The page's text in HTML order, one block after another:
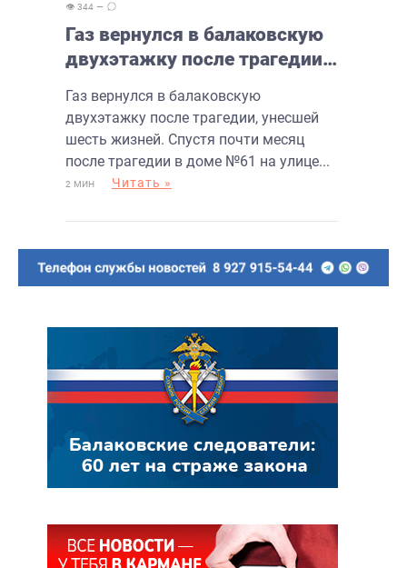
👁 344 —
Газ вернулся в балаковскую
двухэтажку после трагедии,
Газ вернулся в балаковскую
двухэтажку после трагедии, унесшей
шесть жизней. Спустя почти месяц
после трагедии в доме №61 на улице...
2 МИН Читать »